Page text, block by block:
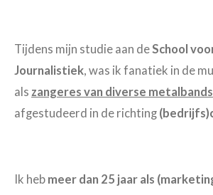
Tijdens mijn studie aan deSchool
Journalistiek, was ik fanatiek in de
als zangeres van diverse metalbands
afgestudeerd in de richting
Ik heb meer dan 25 jaar als